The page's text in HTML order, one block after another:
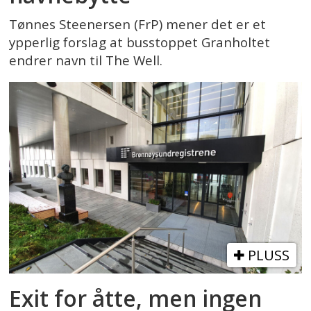
Tønnes Steenersen (FrP) mener det er et
ypperlig forslag at busstoppet Granholtet
endrer navn til The Well.
PLUSS
Exit for åtte, men ingen